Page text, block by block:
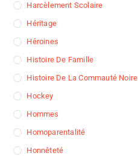
Harcèlement Scolaire
Héritage
Héroines
Histoire De Famille
Histoire De La Commauté Noire
Hockey
Hommes
Homoparentalité
Honnêteté